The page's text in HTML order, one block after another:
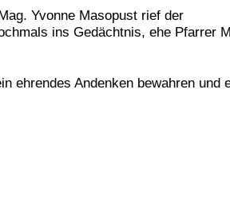
Yvonne Masopust rief der
ins Gedächtnis, ehe Pfarrer
ehrendes Andenken bewahren und